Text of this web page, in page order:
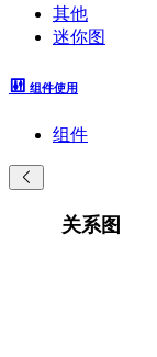
其他
迷你图
组件使用
组件
关系图